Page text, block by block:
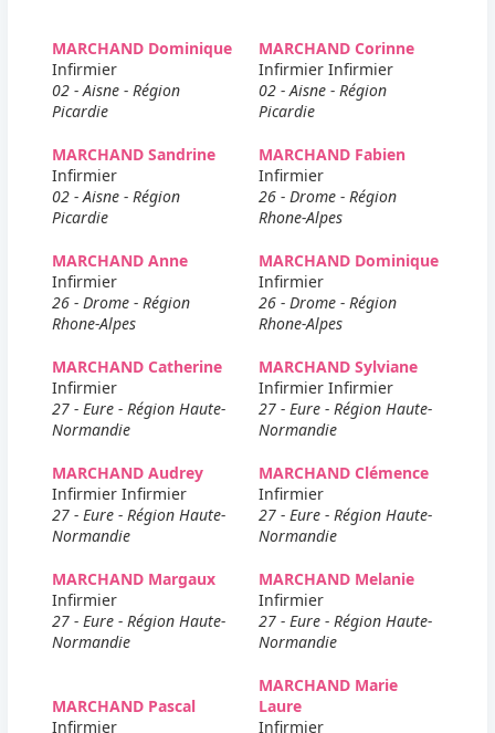
MARCHAND Dominique
Infirmier
02 - Aisne - Région
Picardie
MARCHAND Corinne
Infirmier Infirmier
02 - Aisne - Région
Picardie
MARCHAND Sandrine
Infirmier
02 - Aisne - Région
Picardie
MARCHAND Fabien
Infirmier
26 - Drome - Région
Rhone-Alpes
MARCHAND Anne
Infirmier
26 - Drome - Région
Rhone-Alpes
MARCHAND Dominique
Infirmier
26 - Drome - Région
Rhone-Alpes
MARCHAND Catherine
Infirmier
27 - Eure - Région Haute-
Normandie
MARCHAND Sylviane
Infirmier Infirmier
27 - Eure - Région Haute-
Normandie
MARCHAND Audrey
Infirmier Infirmier
27 - Eure - Région Haute-
Normandie
MARCHAND Clémence
Infirmier
27 - Eure - Région Haute-
Normandie
MARCHAND Margaux
Infirmier
27 - Eure - Région Haute-
Normandie
MARCHAND Melanie
Infirmier
27 - Eure - Région Haute-
Normandie
MARCHAND Pascal
Infirmier
MARCHAND Marie
Laure
Infirmier